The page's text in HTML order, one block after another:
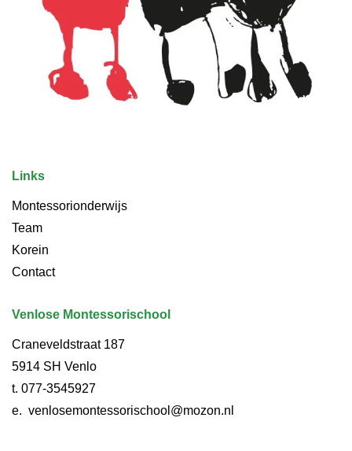
Links
Montessorionderwijs
Team
Korein
Contact
Venlose Montessorischool
Craneveldstraat 187
5914 SH Venlo
t. 077-3545927
e. venlosemontessorischool@mozon.nl